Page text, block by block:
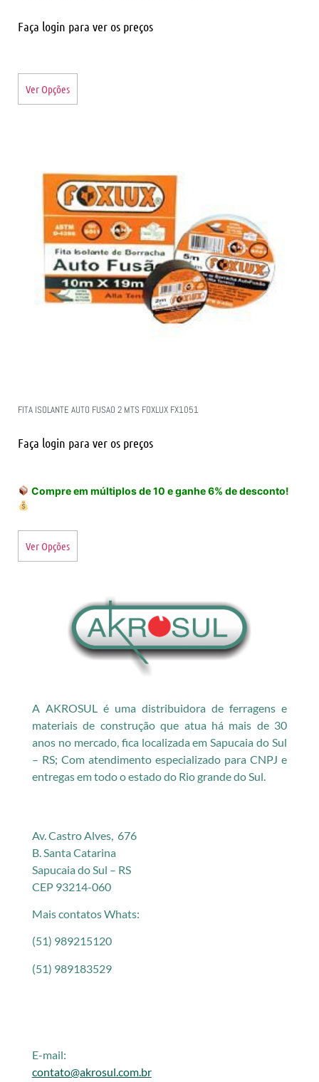
Faça login para ver os preços
Ver Opções
FITA ISOLANTE AUTO FUSAO 2 MTS FOXLUX FX1051
Faça login para ver os preços
Compre em múltiplos de 10 e ganhe 6% de desconto!
Ver Opções
A AKROSUL é uma distribuidora de ferragens e
materiais de construção que atua há mais de 30
anos no mercado, fica localizada em Sapucaia do Sul
– RS; Com atendimento especializado para CNPJ e
entregas em todo o estado do Rio grande do Sul.
Av. Castro Alves, 676
B. Santa Catarina
Sapucaia do Sul – RS
CEP 93214-060
Mais contatos Whats:
(51) 989215120
(51) 989183529
E-mail:
contato@akrosul.com.br